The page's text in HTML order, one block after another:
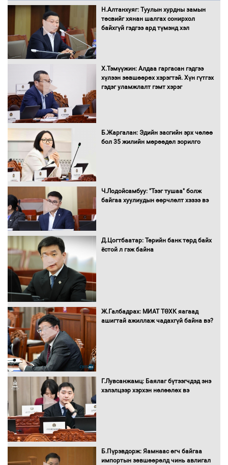
Автобензин, дизель түлшний онцгой
албан татварыг тэглэлээ
Санхүүгийн хэмнэлтийн горимд эрүүл
мэндийн салбар хамаарахгүй
Нөөцийн махны худалдаа,
борлуулалтыг нээлттэй ил тод
Монгол Улс “COP17”-д “Тал хээрийн
төлөвлөгөө”-гөө танилцуулна
16 төрлийн эмийг нэг эх үүсвэрээс
Бүх шатанд хэмнэлтийн горимд
шилжиж, найр наадам, зөвлөгөөн,
Н.Алтанхуяг: Туулын хурдны замын
төсвийг хянан шалгах сонирхол
байхгүй гэдгээ ард түмэнд хэл
Х.Тэмүүжин: Алдаа гаргасан гэдгээ
хүлээн зөвшөөрөх хэрэгтэй. Хүн гүтгэх
гэдэг уламжлалт гэмт хэрэг
Б.Жаргалан: Эдийн засгийн эрх чөлөө
бол 35 жилийн мөрөөдөл зорилго
Ч.Лодойсамбуу: "Тээг тушаа" болж
байгаа хуулиудын өөрчлөлт хэзээ вэ
Д.Цогтбаатар: Төрийн банк төрд байх
ёстой л гэж байна
Ж.Галбадрах: МИАТ ТӨХК яагаад
ашигтай ажиллаж чадахгүй байна вэ?
Г.Лувсанжамц: Баялаг бүтээгчдэд энэ
хэлэлцээр хэрхэн нөлөөлөх вэ
Б.Пүрэвдорж: Яамнаас өгч байгаа
импортын зөвшөөрөлд чинь авлигал